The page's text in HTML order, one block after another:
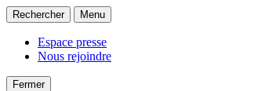
Rechercher Menu
Espace presse
Nous rejoindre
Fermer